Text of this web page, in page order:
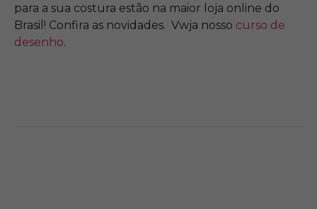
para a sua costura estão na maior loja online do
Brasil! Confira as novidades. Vwja nosso curso de
desenho.